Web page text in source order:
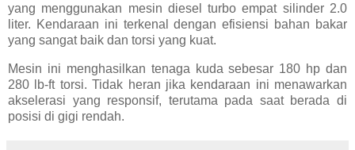
yang menggunakan mesin diesel turbo empat silinder 2.0
liter. Kendaraan ini terkenal dengan efisiensi bahan bakar
yang sangat baik dan torsi yang kuat.
Mesin ini menghasilkan tenaga kuda sebesar 180 hp dan
280 lb-ft torsi. Tidak heran jika kendaraan ini menawarkan
akselerasi yang responsif, terutama pada saat berada di
posisi di gigi rendah.